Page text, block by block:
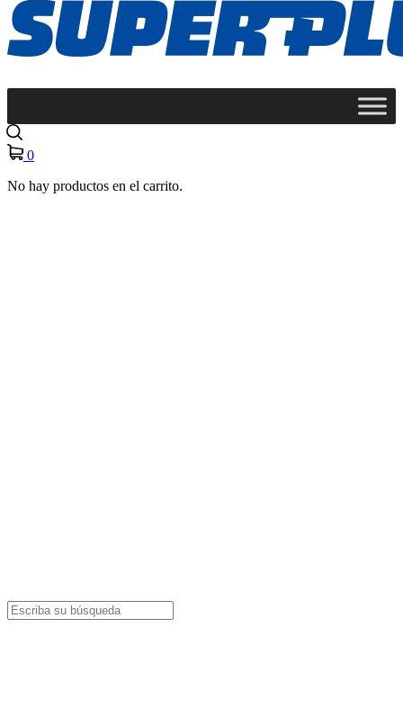
0
No hay productos en el carrito.